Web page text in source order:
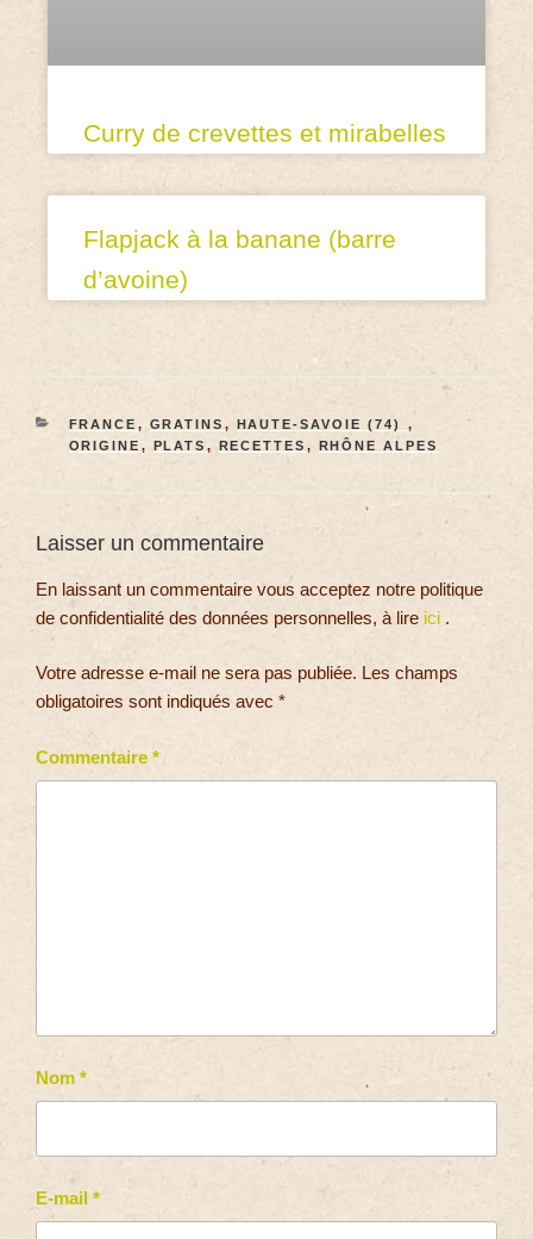
Curry de crevettes et mirabelles
Flapjack à la banane (barre
d’avoine)
FRANCE , GRATINS , HAUTE-SAVOIE (74) ,
ORIGINE , PLATS , RECETTES , RHÔNE ALPES
Laisser un commentaire
En laissant un commentaire vous acceptez notre politique
de confidentialité des données personnelles, à lire ici .
Votre adresse e-mail ne sera pas publiée. Les champs
obligatoires sont indiqués avec *
Commentaire *
Nom *
E-mail *